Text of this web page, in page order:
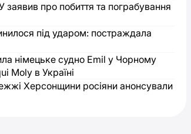
про побиття та пограбування
під ударом: постраждала
німецьке судно Emil у Чорному
Moly в Україні
Херсонщини росіяни анонсували